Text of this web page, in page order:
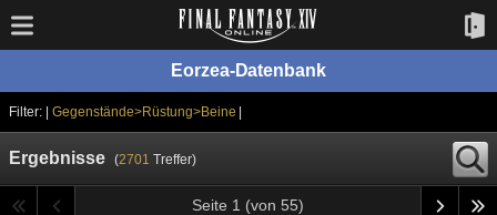
Eorzea-Datenbank
Filter: | Gegenstände>Rüstung>Beine
Ergebnisse (2701 Treffer)
Seite 1 (von 55)